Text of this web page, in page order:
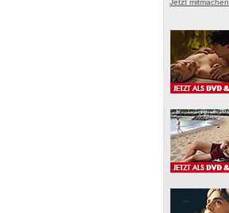
Jetzt mitmachen